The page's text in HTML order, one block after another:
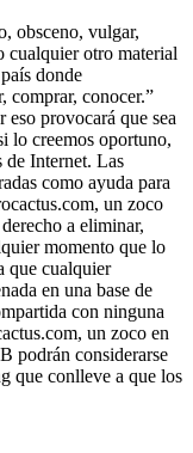
obsceno, vulgar,
cualquier otro material
donde
comprar, conocer.”
eso provocará que sea
lo creemos oportuno,
de Internet. Las
como ayuda para
un zoco
a eliminar,
momento que lo
que cualquier
en una base de
con ninguna
un zoco en
podrán considerarse
que conlleve a que los